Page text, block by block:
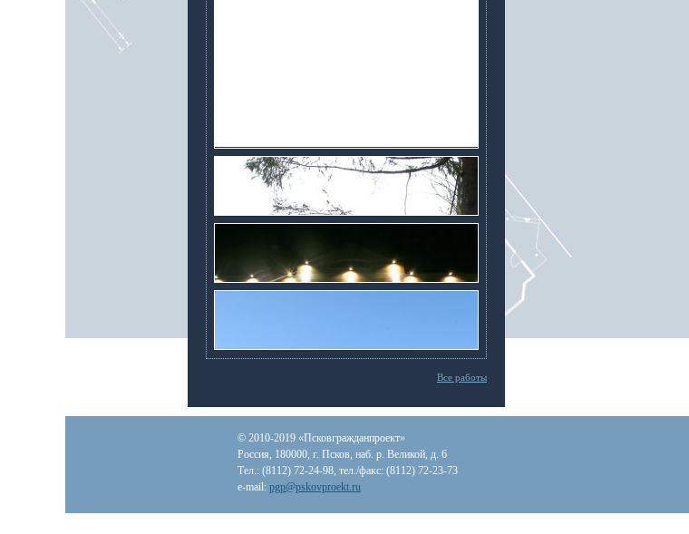
Все работы
© 2010-2019 «Псковгражданпроект»
Россия, 180000, г. Псков, наб. р. Великой, д. 6
Тел.: (8112) 72-24-98, тел./факс: (8112) 72-23-73
e-mail: pgp@pskovproekt.ru